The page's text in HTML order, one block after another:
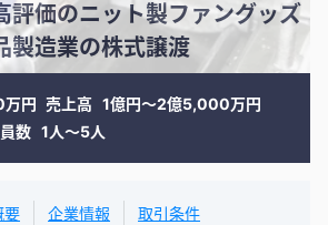
評価のニット製ファングッズ
製造業の株式譲渡
円 売上高 1億円〜2億5,000万円
数 1人〜5人
要 企業情報 取引条件